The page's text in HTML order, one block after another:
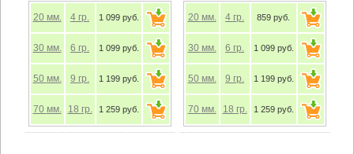
20 мм. 4 гр. 1 099 руб.
30 мм. 6 гр. 1 099 руб.
50 мм. 9 гр. 1 199 руб.
70 мм. 18 гр. 1 259 руб.
20 мм. 4 гр. 859 руб.
30 мм. 6 гр. 1 099 руб.
50 мм. 9 гр. 1 199 руб.
70 мм. 18 гр. 1 259 руб.